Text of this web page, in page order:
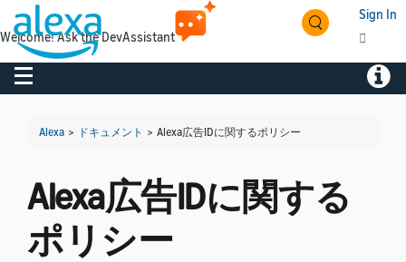
Sign In
Toggle navigation
Alexa > ドキュメント > Alexa広告IDに関するポリシー
Alexa広告IDに関する
ポリシー
Welcome! Ask the DevAssistant